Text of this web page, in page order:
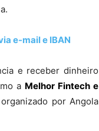
e-mail e IBAN
e receber dinheiro
a Melhor Fintech e
por Angola